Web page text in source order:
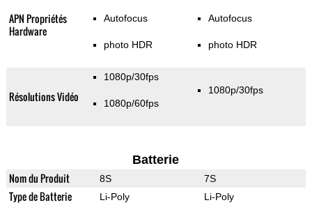
APN Propriétés
Hardware
Autofocus
photo HDR
Autofocus
photo HDR
Résolutions Vidéo
1080p/30fps
1080p/60fps
1080p/30fps
Batterie
Nom du Produit 8S 7S
Type de Batterie Li-Poly Li-Poly